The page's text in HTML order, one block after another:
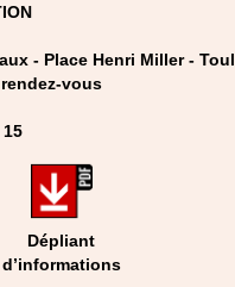
- Place Henri Miller - Toul
vous
Dépliant
d’informations